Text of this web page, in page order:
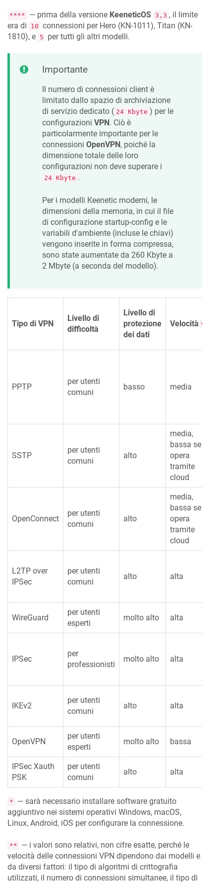
**** — prima della versione KeeneticOS 3,3 , il limite
era di
10 connessioni per Hero (KN-1011), Titan (KN-
1810), e 5 per tutti gli altri modelli.
Importante
Il numero di connessioni client è
limitato dallo spazio di archiviazione
di servizio dedicato ( 24 Kbyte ) per le
configurazioni VPN . Ciò è
particolarmente importante per le
connessioni OpenVPN , poiché la
dimensione totale delle loro
configurazioni non deve superare i
24 Kbyte .
Per i modelli Keenetic moderni, le
dimensioni della memoria, in cui il file
di configurazione startup-config e le
variabili d'ambiente (incluse le chiavi)
vengono inserite in forma compressa,
sono state aumentate da 260 Kbyte a
2 Mbyte (a seconda del modello).
Tipo di VPN
Livello di
difficoltà
Livello di
protezione
dei dati
Velocità **
PPTP
per utenti
comuni
basso media
SSTP
per utenti
comuni
alto
media,
bassa se si
opera
tramite
cloud
OpenConnect
per utenti
comuni
alto
media,
bassa se si
opera
tramite
cloud
L2TP over
IPSec
per utenti
comuni
alto alta
WireGuard
per utenti
esperti
molto alto alta
IPSec
per
professionisti
molto alto alta
IKEv2
per utenti
comuni
alto alta
OpenVPN
per utenti
esperti
molto alto bassa
IPSec Xauth
PSK
per utenti
comuni
alto alta
*
— sarà necessario installare software gratuito
aggiuntivo nei sistemi operativi Windows, macOS,
Linux, Android, iOS per configurare la connessione.
**
— i valori sono relativi, non cifre esatte, perché le
velocità delle connessioni VPN dipendono dai modelli e
da diversi fattori: il tipo di algoritmi di crittografia
utilizzati, il numero di connessioni simultanee, il tipo di